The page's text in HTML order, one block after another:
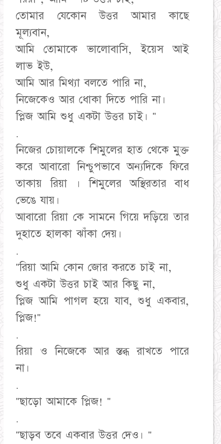
তোমার যেকোন উত্তর আমার কাছে
মূল্যবান,
আমি তোমাকে ভালোবাসি, ইয়েস আই
লাভ ইউ,
আমি আর মিথ্যা বলতে পারি না,
নিজেকেও আর ধোকা দিতে পারি না।
প্লিজ আমি শুধু একটা উত্তর চাই। "
.
নিজের চোয়ালকে শিমুলের হাত থেকে মুক্ত
করে আবারো নিশ্চুপভাবে অন্যদিকে ফিরে
তাকায় রিয়া । শিমুলের অস্থিরতার বাধ
ভেঙে যায়।
আবারো রিয়া কে সামনে গিয়ে দড়িয়ে তার
দুহাতে হালকা ঝাঁকা দেয়।
.
"রিয়া আমি কোন জোর করতে চাই না,
শুধু একটা উত্তর চাই আর কিছু না,
প্লিজ আমি পাগল হয়ে যাব, শুধু একবার,
প্লিজ!"
.
রিয়া ও নিজেকে আর স্তব্ধ রাখতে পারে
না।
.
"ছাড়ো আমাকে প্লিজ! "
.
"ছাড়ব তবে একবার উত্তর দেও। "